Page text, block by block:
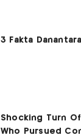
3 Fakta